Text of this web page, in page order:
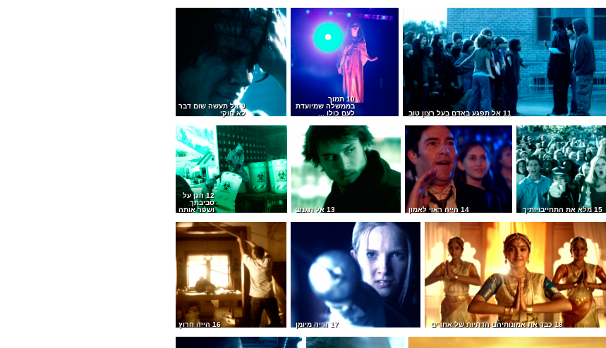
9 אל תעשה שום דבר
לא חוקי
10 תמוך
בממשלה שמיועדת
לעם כולו ...
11 אל תפגע באדם בעל רצון טוב
12 הגן על
סביבתך
ושפר אותה
13 אל תגנוב 14 הייה ראוי לאמון 15 מלא את התחייבויותיך
16 הייה חרוץ 17 הייה מיומן 18 כבד את אמונותיהם הדתיות של אחרים